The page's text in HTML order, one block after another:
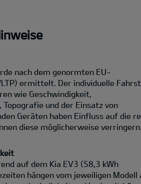
nach dem genormten EU-
ermittelt. Der individuelle
wie Geschwindigkeit,
und der Einsatz von
Geräten haben Einfluss auf die
diese möglicherweise
auf dem Kia EV3 (58,3 kWh
hängen vom jeweiligen Modell